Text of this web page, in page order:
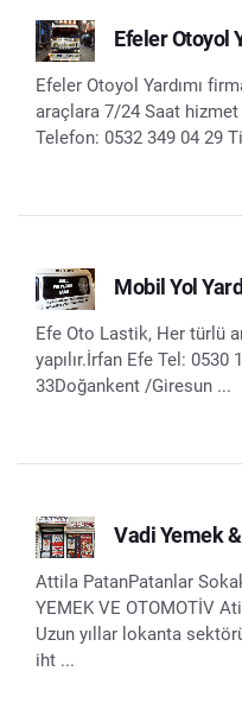
Efeler Otoyol
Efeler Otoyol Yardımı
araçlara 7/24 Saat
Telefon: 0532 349 04 29
Mobil Yol
Efe Oto Lastik, Her türlü
yapılır.İrfan Efe Tel: 0530
33Doğankent /Giresun ...
Vadi Yemek
Attila PatanPatanlar
YEMEK VE OTOMOTİV
Uzun yıllar lokanta
iht ...